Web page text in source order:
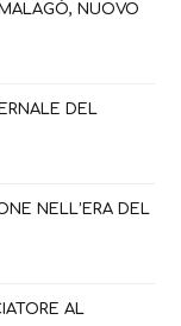
NUOVO
DEL
NELL’ERA DEL
AL